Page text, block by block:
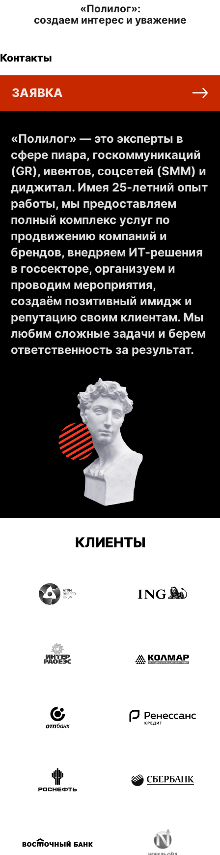
«Полилог»:
создаем интерес и уважение
Контакты
ЗАЯВКА
«Полилог» — это эксперты в
сфере пиара, госкоммуникаций
(GR), ивентов, соцсетей (SMM) и
диджитал. Имея 25-летний опыт
работы, мы предоставляем
полный комплекс услуг по
продвижению компаний и
брендов, внедряем ИТ-решения
в госсекторе, организуем и
проводим мероприятия,
создаём позитивный имидж и
репутацию своим клиентам. Мы
любим сложные задачи и берем
ответственность за результат.
КЛИЕНТЫ